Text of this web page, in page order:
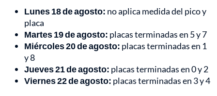
Lunes 18 de agosto: no aplica medida del pico y
placa
Martes 19 de agosto: placas terminadas en 5 y 7
Miércoles 20 de agosto: placas terminadas en 1
y 8
Jueves 21 de agosto: placas terminadas en 0 y 2
Viernes 22 de agosto: placas terminadas en 3 y 4